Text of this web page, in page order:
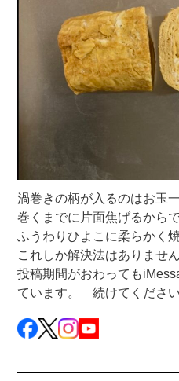
渦巻きの柄が入るのはお玉
巻くまでに片面焦げるからで
ふうわりひよこに柔らかく
これしか解決法はありません
投稿期間がおわっても
ています。 続けてください